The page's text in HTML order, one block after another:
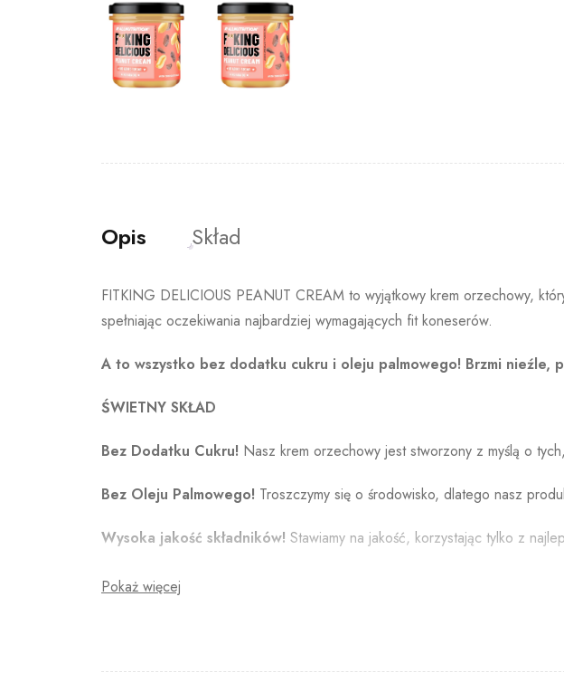
Opis Skład
FITKING DELICIOUS PEANUT CREAM to wyjątkowy krem orzechowy,
spełniając oczekiwania najbardziej wymagających fit koneserów.
A to wszystko bez dodatku cukru i oleju palmowego! Brzmi nieźle,
ŚWIETNY SKŁAD
Bez Dodatku Cukru! Nasz krem orzechowy jest stworzony z myślą o
Bez Oleju Palmowego! Troszczymy się o środowisko, dlatego nasz
Wysoka jakość składników! Stawiamy na jakość, korzystając tylko z
PEANUT CREAM WITH PRETZELS
Pokaż więcej